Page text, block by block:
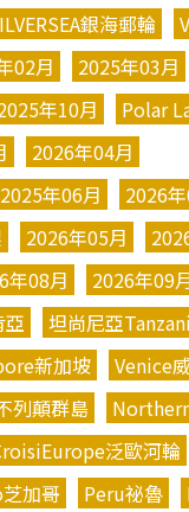
銀海郵輪
02月 2025年03月
年10月
Polar
2026年04月
2025年06月
2026
2026年05月
年08月 2026年09
亞
坦尚尼亞
新加坡
Venice
列顛群島
泛歐河輪
加哥 Peru祕魯